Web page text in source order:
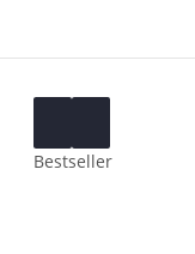
Bestseller